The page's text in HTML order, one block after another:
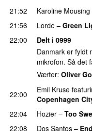
21:52 Karoline Mousing
21:56
Lorde – Green
22:00
Delt i 0999
Danmark er fyldt
mikrofon. Så det
Værter: Oliver
22:00 Emil Kruse
Copenhagen
22:04
Hozier – Too
22:08
Dos Santos –